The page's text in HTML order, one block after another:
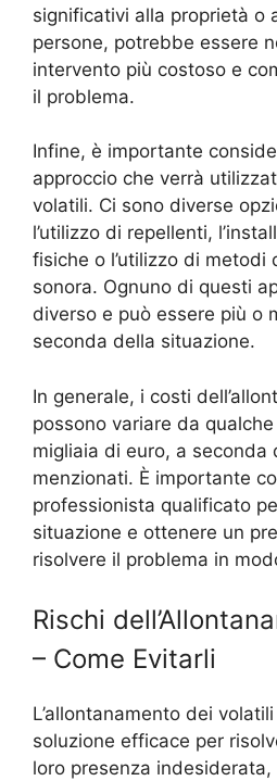
significativi alla proprietà o
persone, potrebbe essere
intervento più costoso e
il problema.
Infine, è importante
approccio che verrà
volatili. Ci sono diverse
l’utilizzo di repellenti,
fisiche o l’utilizzo di metodi
sonora. Ognuno di questi
diverso e può essere più o
seconda della situazione.
In generale, i costi
possono variare da
migliaia di euro, a seconda
menzionati. È importante
professionista qualificato
situazione e ottenere un
risolvere il problema in
Rischi
– Come Evitarli
L’allontanamento dei
soluzione efficace per
loro presenza